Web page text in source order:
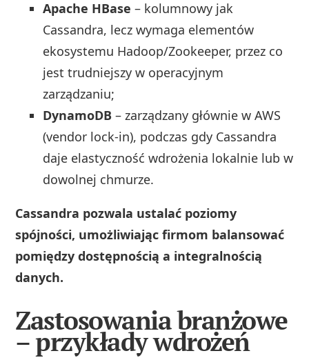
Apache HBase – kolumnowy jak
Cassandra, lecz wymaga elementów
ekosystemu Hadoop/Zookeeper, przez co
jest trudniejszy w operacyjnym
zarządzaniu;
DynamoDB – zarządzany głównie w AWS
(vendor lock-in), podczas gdy Cassandra
daje elastyczność wdrożenia lokalnie lub w
dowolnej chmurze.
Cassandra pozwala ustalać poziomy
spójności, umożliwiając firmom balansować
pomiędzy dostępnością a integralnością
danych.
Zastosowania branżowe
– przykłady wdrożeń